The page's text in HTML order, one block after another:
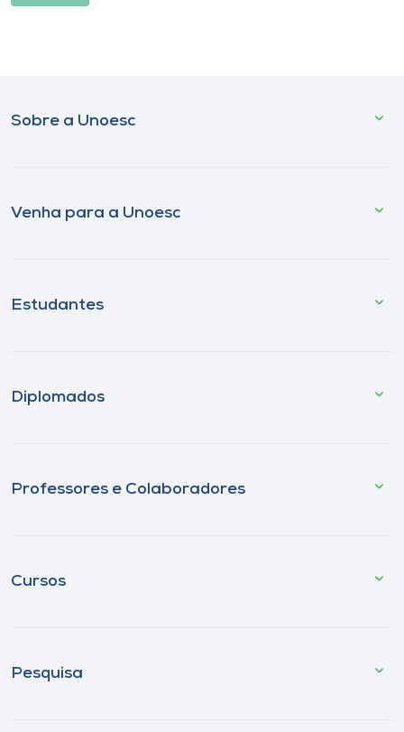
Sobre a Unoesc
Venha para a Unoesc
Estudantes
Diplomados
Professores e Colaboradores
Cursos
Pesquisa